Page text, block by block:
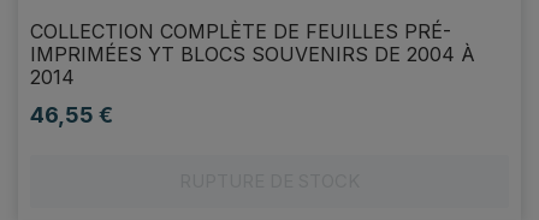
COLLECTION COMPLÈTE DE FEUILLES PRÉ-
IMPRIMÉES YT BLOCS SOUVENIRS DE 2004 À
2014
Prix
46,55 €